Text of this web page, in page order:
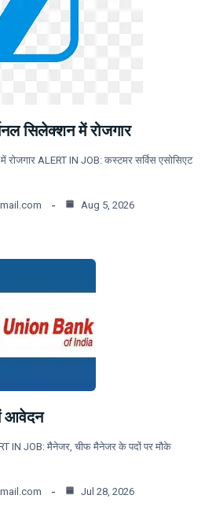
सिलेक्शन में रोजगार
ALERT IN JOB: कस्टमर सर्विस एसोसिएट
Aug 5, 2026
आवेदन
IN JOB: मैनेजर, चीफ मैनेजर के पदों पर मौके
Jul 28, 2026